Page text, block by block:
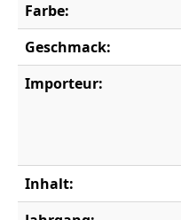
Farbe:
Geschmack:
Importeur:
Inhalt: